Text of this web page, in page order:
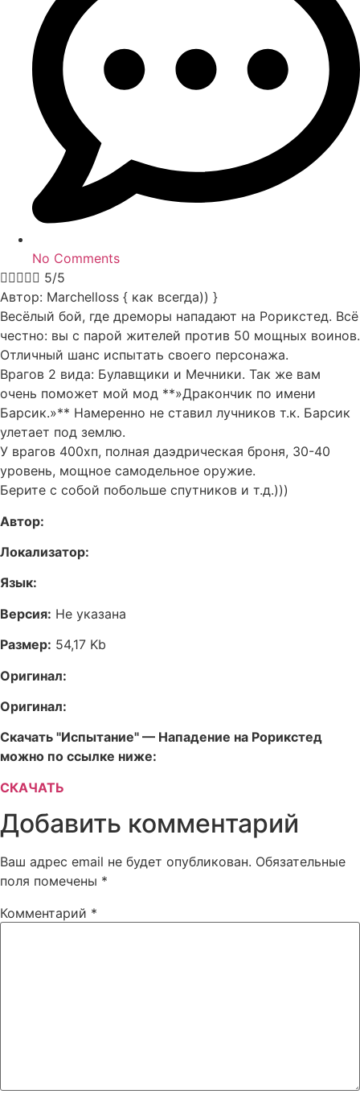
No Comments
 5/5
Автор: Marchelloss { как всегда)) }
Весёлый бой, где дреморы нападают на Рорикстед. Всё
честно: вы с парой жителей против 50 мощных воинов.
Отличный шанс испытать своего персонажа.
Врагов 2 вида: Булавщики и Мечники. Так же вам
очень поможет мой мод **»Дракончик по имени
Барсик.»** Намеренно не ставил лучников т.к. Барсик
улетает под землю.
У врагов 400хп, полная даэдрическая броня, 30-40
уровень, мощное самодельное оружие.
Берите с собой побольше спутников и т.д.)))
Автор:
Локализатор:
Язык:
Версия: Не указана
Размер: 54,17 Kb
Оригинал:
Оригинал:
Скачать "Испытание" — Нападение на Рорикстед
можно по ссылке ниже:
СКАЧАТЬ
Добавить комментарий
Ваш адрес email не будет опубликован. Обязательные
поля помечены *
Комментарий *